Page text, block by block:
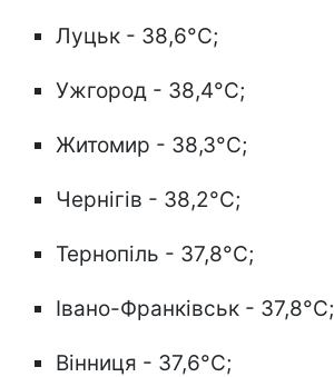
Луцьк - 38,6°C;
Ужгород - 38,4°C;
Житомир - 38,3°C;
Чернігів - 38,2°C;
Тернопіль - 37,8°C;
Івано-Франківськ - 37,8°C;
Вінниця - 37,6°C;